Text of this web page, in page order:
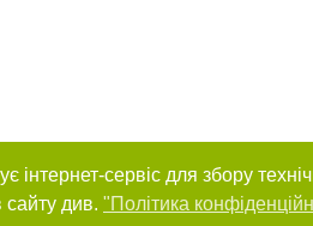
сервіс для збору
сайту див. "Політика